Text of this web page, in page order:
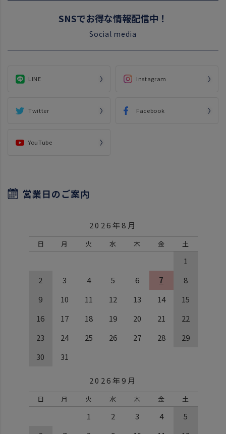
SNSでお得な情報配信中！
Social media
LINE Instagram
Twitter Facebook
YouTube
営業日のご案内
2026年8月
日 月 火 水 木 金 土
1
2
3 4 5 6 7
8
9
10 11 12 13 14
15
16
17 18 19 20 21
22
23
24 25 26 27 28
29
30
31
2026年9月
日 月 火 水 木 金 土
1 2 3 4
5